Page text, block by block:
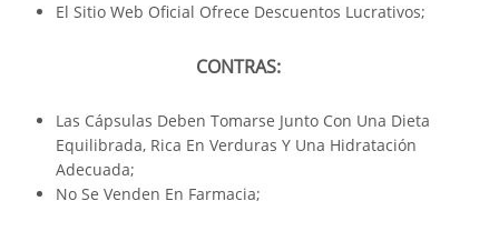
El Sitio Web Oficial Ofrece Descuentos Lucrativos;
CONTRAS:
Las Cápsulas Deben Tomarse Junto Con Una Dieta
Equilibrada, Rica En Verduras Y Una Hidratación
Adecuada;
No Se Venden En Farmacia;